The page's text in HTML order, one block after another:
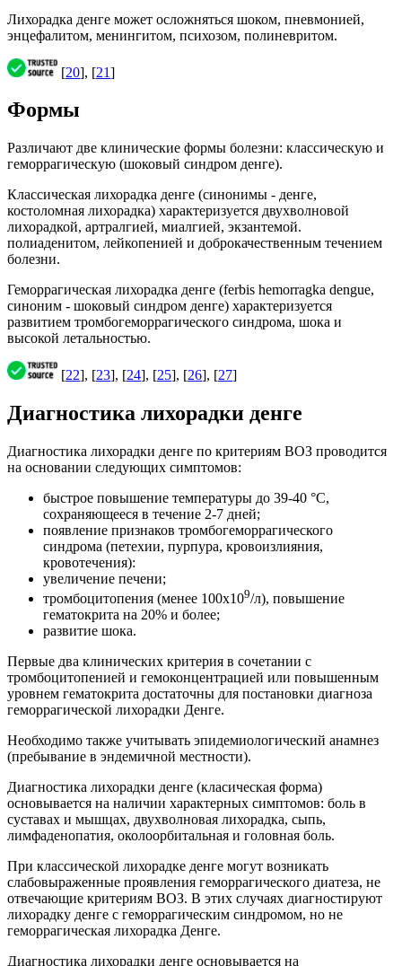
Лихорадка денге может осложняться шоком, пневмонией,
энцефалитом, менингитом, психозом, полиневритом.
[20], [21]
Формы
Различают две клинические формы болезни: классическую и
геморрагическую (шоковый синдром денге).
Классическая лихорадка денге (синонимы - денге,
костоломная лихорадка) характеризуется двухволновой
лихорадкой, артралгией, миалгией, экзантемой.
полиаденитом, лейкопенией и доброкачественным течением
болезни.
Геморрагическая лихорадка денге (ferbis hemorragka dengue,
синоним - шоковый синдром денге) характеризуется
развитием тромбогеморрагического синдрома, шока и
высокой летальностью.
[22], [23], [24], [25], [26], [27]
Диагностика лихорадки денге
Диагностика лихорадки денге по критериям ВОЗ проводится
на основании следующих симптомов:
быстрое повышение температуры до 39-40 °С,
сохраняющееся в течение 2-7 дней;
появление признаков тромбогеморрагического
синдрома (петехии, пурпура, кровоизлияния,
кровотечения):
увеличение печени;
тромбоцитопения (менее 100х109/л), повышение
гематокрита на 20% и более;
развитие шока.
Первые два клинических критерия в сочетании с
тромбоцитопенией и гемоконцентрацией или повышенным
уровнем гематокрита достаточны для постановки диагноза
геморрагической лихорадки Денге.
Необходимо также учитывать эпидемиологический анамнез
(пребывание в эндемичной местности).
Диагностика лихорадки денге (класическая форма)
основывается на наличии характерных симптомов: боль в
суставах и мышцах, двухволновая лихорадка, сыпь,
лимфаденопатия, околоорбитальная и головная боль.
При классической лихорадке денге могут возникать
слабовыраженные проявления геморрагического диатеза, не
отвечающие критериям ВОЗ. В этих случаях диагностируют
лихорадку денге с геморрагическим синдромом, но не
геморрагическая лихорадка Денге.
Диагностика лихорадки денге основывается на